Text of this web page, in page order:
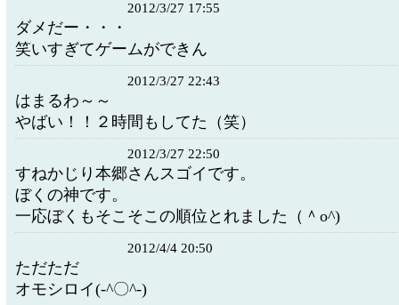
2012/3/27 17:55
ダメだー・・・
笑いすぎてゲームができん
2012/3/27 22:43
はまるわ～～
やばい！！２時間もしてた（笑）
2012/3/27 22:50
すねかじり本郷さんスゴイです。
ぼくの神です。
一応ぼくもそこそこの順位とれました（＾o^)
2012/4/4 20:50
ただただ
オモシロイ(-^〇^-)